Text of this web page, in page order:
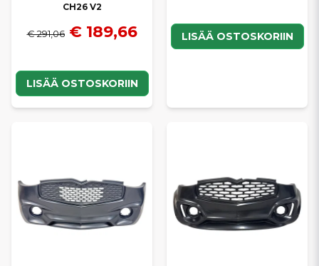
CH26 V2
€ 291,06 € 189,66
LISÄÄ OSTOSKORIIN
LISÄÄ OSTOSKORIIN